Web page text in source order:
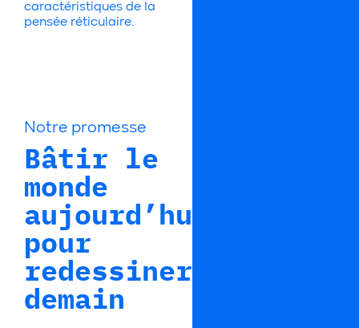
caractéristiques de la
pensée réticulaire.
Notre promesse
Bâtir le
monde
aujourd’hui
pour
redessiner
demain